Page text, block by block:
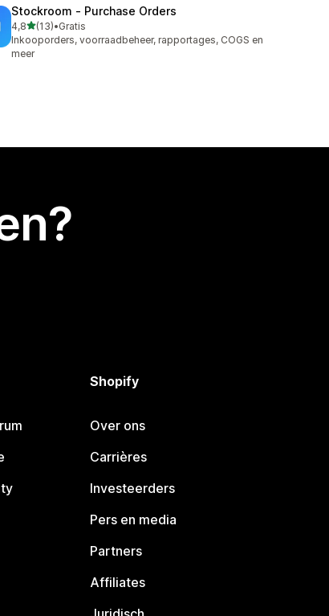
Stockroom ‑ Purchase Orders
4,8van 5 sterren
(13)
13 recensies in totaal
•Gratis
Inkooporders, voorraadbeheer, rapportages, COGS en
meer
Shopify
Over ons
Carrières
Investeerders
Pers en media
Partners
Affiliates